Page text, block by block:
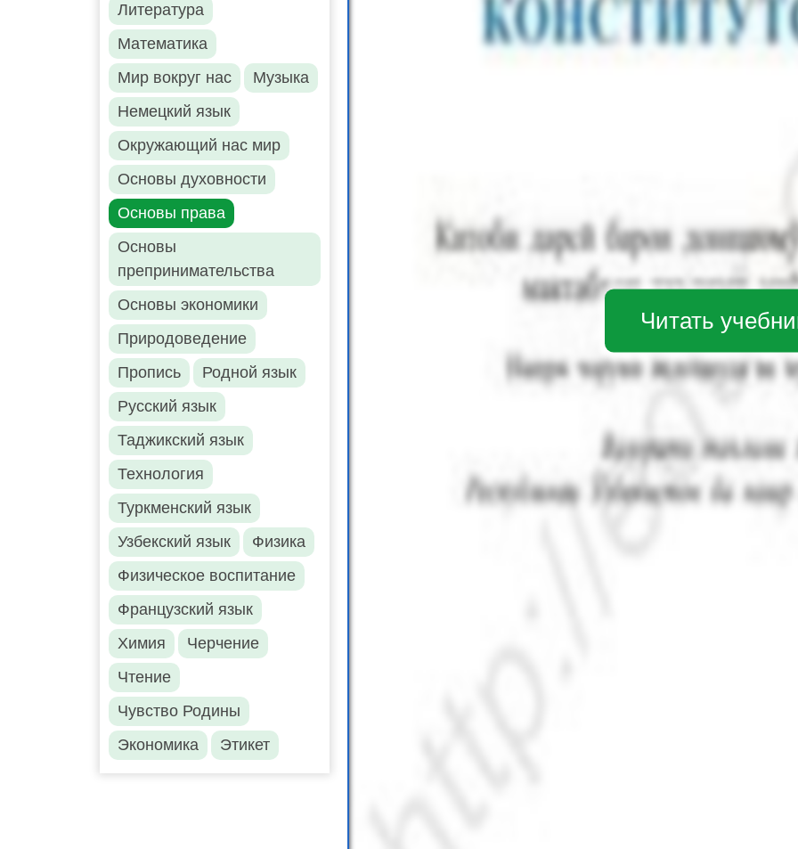
Литература
Математика
Мир вокруг нас
Музыка
Немецкий язык
Окружающий нас мир
Основы духовности
Основы права
Основы
препринимательства
Основы экономики
Природоведение
Пропись
Родной язык
Русский язык
Таджикский язык
Технология
Туркменский язык
Узбекский язык
Физика
Физическое воспитание
Французский язык
Химия
Черчение
Чтение
Чувство Родины
Экономика
Этикет
Читать